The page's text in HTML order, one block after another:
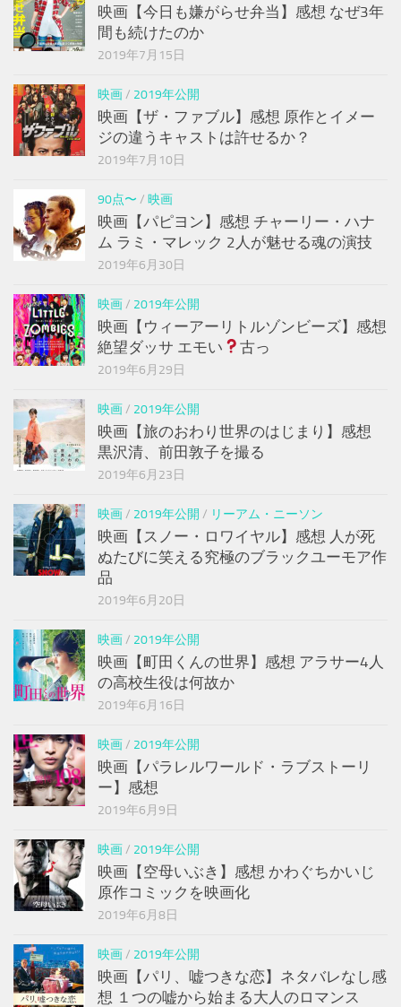
映画【今日も嫌がらせ弁当】感想 なぜ3年
間も続けたのか
2019年7月15日
映画/ 2019年公開
映画【ザ・ファブル】感想 原作とイメー
ジの違うキャストは許せるか？
2019年7月10日
90点〜 / 映画
映画【パピヨン】感想 チャーリー・ハナ
ム ラミ・マレック 2人が魅せる魂の演技
2019年6月30日
映画/ 2019年公開
映画【ウィーアーリトルゾンビーズ】感想
絶望ダッサ エモい
古っ
2019年6月29日
映画/ 2019年公開
映画【旅のおわり世界のはじまり】感想
黒沢清、前田敦子を撮る
2019年6月23日
映画/ 2019年公開 / リーアム・ニーソン
映画【スノー・ロワイヤル】感想 人が死
ぬたびに笑える究極のブラックユーモア作
品
2019年6月20日
映画/ 2019年公開
映画【町田くんの世界】感想 アラサー4人
の高校生役は何故か
2019年6月16日
映画/ 2019年公開
映画【パラレルワールド・ラブストーリ
ー】感想
2019年6月9日
映画/ 2019年公開
映画【空母いぶき】感想 かわぐちかいじ
原作コミックを映画化
2019年6月8日
映画/ 2019年公開
映画【パリ、嘘つきな恋】ネタバレなし感
想 １つの嘘から始まる大人のロマンス